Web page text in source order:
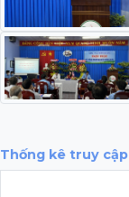
Thống kê truy cập